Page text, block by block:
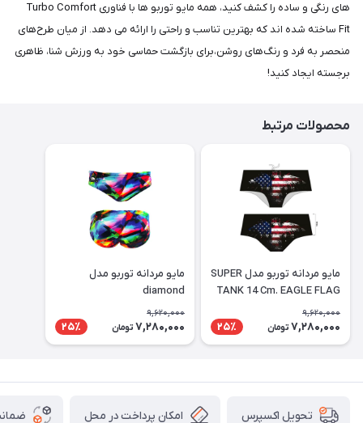
های رنگی و ساده را کشف کنید، همه مایو توربو ها با فناوری Turbo Comfort
Fit ساخته شده اند که بهترین تناسب و راحتی را ارائه می دهد. از میان طرح‌های
منحصر به فرد و رنگ‌های روشن،برای بازگشت حماسی خود به ورزش شنا، ظاهری
برجسته ایجاد کنید!
محصولات مرتبط
مايو مردانه توربو مدل SUPER
TANK 14 Cm. EAGLE FLAG
9,620,000
7,280,000 تومان 25٪
مايو مردانه توربو مدل
diamond
9,620,000
7,280,000 تومان 25٪
تحویل اکسپرس امکان پرداخت در محل